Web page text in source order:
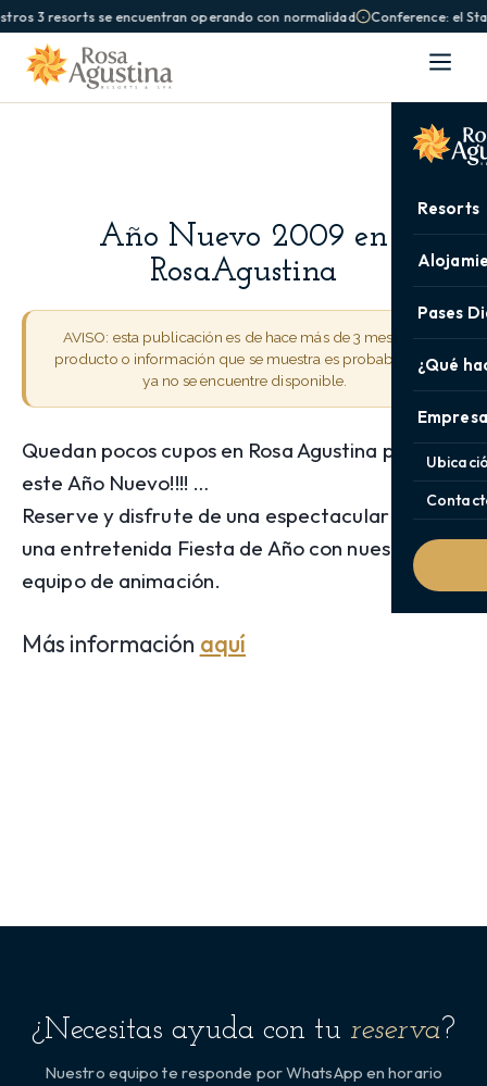
3 resorts se encuentran operando con normalidad Conference: el
Resorts
Pases
¿Qué
Año Nuevo 2009 en
RosaAgustina
AVISO: esta publicación es de hace más de 3 meses. El
producto o información que se muestra es probable que
ya no se encuentre disponible.
Quedan pocos cupos en Rosa Agustina para
este Año Nuevo!!!! …
Reserve y disfrute de una espectacular cena y
una entretenida Fiesta de Año con nuestro
equipo de animación.
Más información aquí
¿Necesitas ayuda con tu reserva?
Nuestro equipo te responde por WhatsApp en horario